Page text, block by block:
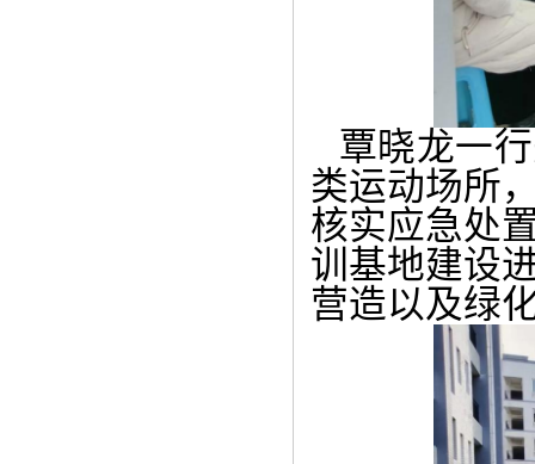
覃晓龙一
类运动场所
核实应急处
训基地建设
营造以及绿